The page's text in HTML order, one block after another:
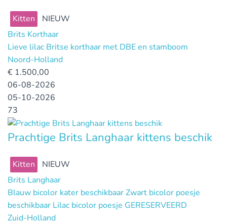
Kitten
NIEUW
Brits Korthaar
Lieve lilac Britse korthaar met DBE en stamboom
Noord-Holland
€ 1.500,00
06-08-2026
05-10-2026
73
Prachtige Brits Langhaar kittens beschik
Kitten
NIEUW
Brits Langhaar
Blauw bicolor kater beschikbaar Zwart bicolor poesje
beschikbaar Lilac bicolor poesje GERESERVEERD
Zuid-Holland